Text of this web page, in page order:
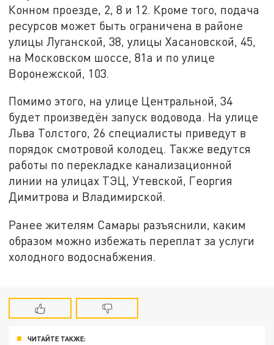
Конном проезде, 2, 8 и 12. Кроме того, подача
ресурсов может быть ограничена в районе
улицы Луганской, 38, улицы Хасановской, 45,
на Московском шоссе, 81а и по улице
Воронежской, 103.
Помимо этого, на улице Центральной, 34
будет произведён запуск водовода. На улице
Льва Толстого, 26 специалисты приведут в
порядок смотровой колодец. Также ведутся
работы по перекладке канализационной
линии на улицах ТЭЦ, Утевской, Георгия
Димитрова и Владимирской.
Ранее жителям Самары разъяснили, каким
образом можно избежать переплат за услуги
холодного водоснабжения.
ЧИТАЙТЕ ТАКЖЕ: